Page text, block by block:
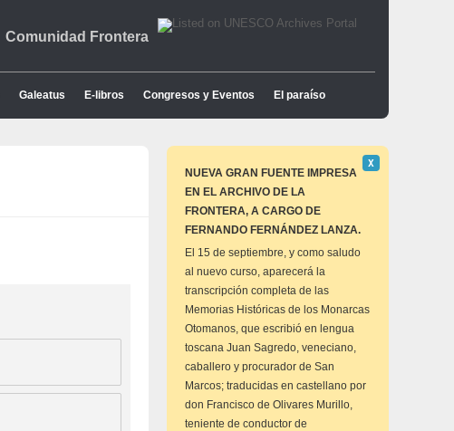
Comunidad Frontera
Galeatus E-libros Congresos y Eventos El paraíso
NUEVA GRAN FUENTE IMPRESA
EN EL ARCHIVO DE LA
FRONTERA, A CARGO DE
FERNANDO FERNÁNDEZ LANZA.
Descartar
este
Χ
El 15 de septiembre, y como saludo
al nuevo curso, aparecerá la
transcripción completa de las
Memorias Históricas de los Monarcas
Otomanos, que escribió en lengua
toscana Juan Sagredo, veneciano,
caballero y procurador de San
Marcos; traducidas en castellano por
don Francisco de Olivares Murillo,
teniente de conductor de